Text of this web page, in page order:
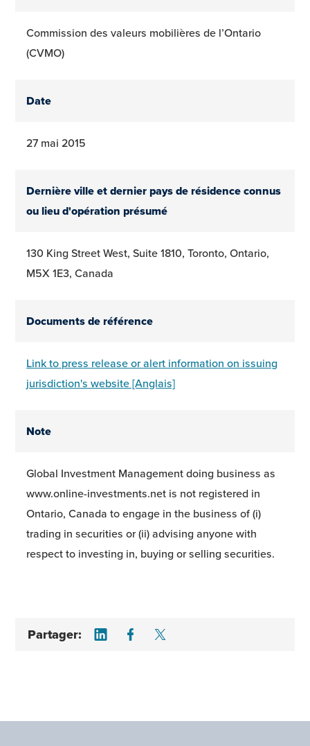
Commission des valeurs mobilières de l’Ontario
(CVMO)
Date
27 mai 2015
Dernière ville et dernier pays de résidence connus
ou lieu d'opération présumé
130 King Street West, Suite 1810, Toronto, Ontario,
M5X 1E3, Canada
Documents de référence
Link to press release or alert information on issuing
jurisdiction's website [Anglais]
Note
Global Investment Management doing business as
www.online-investments.net is not registered in
Ontario, Canada to engage in the business of (i)
trading in securities or (ii) advising anyone with
respect to investing in, buying or selling securities.
Partager: Share on LinkedIn
Share on Facebook